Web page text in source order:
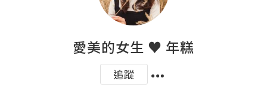
愛美的女生 ♥ 年糕
追蹤